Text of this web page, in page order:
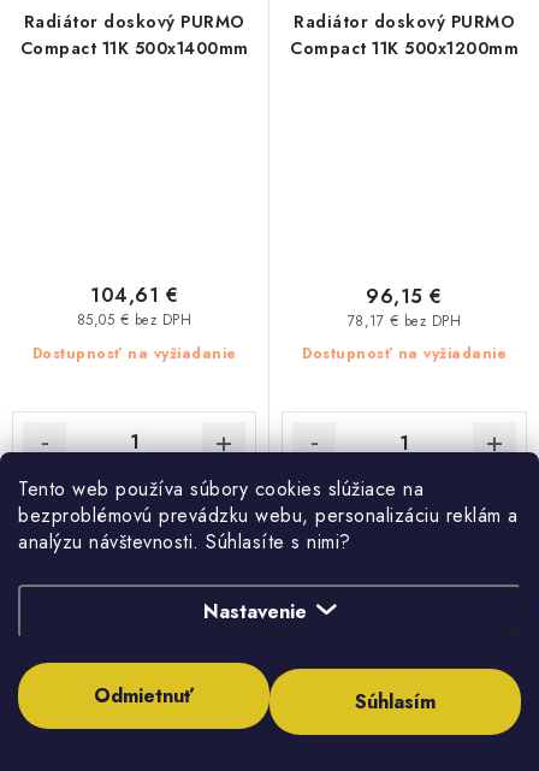
Tento web používa súbory cookies slúžiace na
bezproblémovú prevádzku webu, personalizáciu reklám a
analýzu návštevnosti. Súhlasíte s nimi?
Nastavenie
Odmietnuť Súhlasím
Radiátor doskový PURMO
Compact 11K 500x1400mm
Dostupnosť na vyžiadanie
85,05 € bez DPH
104,61 €
DO KOŠÍKA
Radiátor doskový PURMO
Compact 11K 500x1200mm
Dostupnosť na vyžiadanie
78,17 € bez DPH
96,15 €
DO KOŠÍKA
Radiátor doskový PURMO
Compact 11K 500x1100mm
Radiátor doskový PURMO
Compact 11K 500x1000mm